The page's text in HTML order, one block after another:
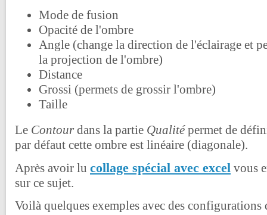
Mode de fusion
Opacité de l'ombre
Angle (change la direction de l'éclairage et
la projection de l'ombre)
Distance
Grossi (permets de grossir l'ombre)
Taille
Le Contourdans la partie Qualitépermet de
par défaut cette ombre est linéaire (diagonale).
Après avoir lu collage spécial avec excel vous
sur ce sujet.
Voilà quelques exemples avec des